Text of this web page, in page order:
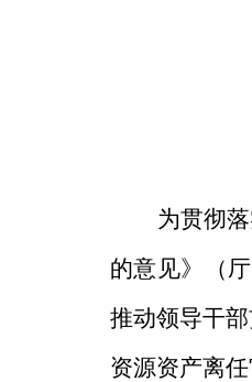
为贯彻
的意见》（
推动领导干
资源资产离